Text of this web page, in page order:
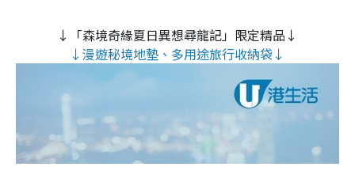
↓「森境奇緣夏日異想尋龍記」限定精品↓
↓漫遊秘境地墊、多用途旅行收納袋↓